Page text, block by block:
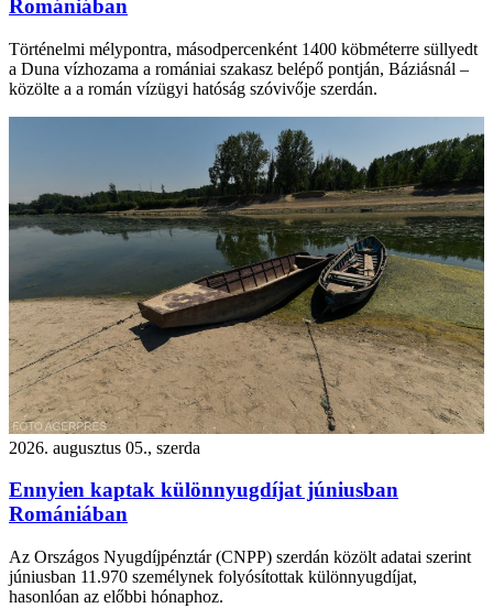
Romániában
Történelmi mélypontra, másodpercenként 1400 köbméterre süllyedt
a Duna vízhozama a romániai szakasz belépő pontján, Báziásnál –
közölte a a román vízügyi hatóság szóvivője szerdán.
2026. augusztus 05., szerda
Ennyien kaptak különnyugdíjat júniusban
Romániában
Az Országos Nyugdíjpénztár (CNPP) szerdán közölt adatai szerint
júniusban 11.970 személynek folyósítottak különnyugdíjat,
hasonlóan az előbbi hónaphoz.